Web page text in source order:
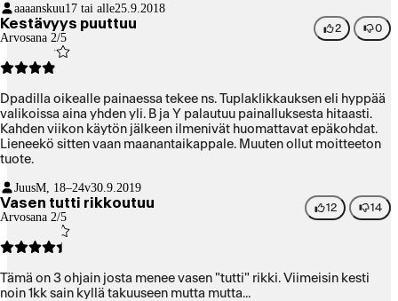
aaaanskuu17 tai alle25.9.2018
Kestävyys puuttuu
Arvosana 2/5
2 0
Dpadilla oikealle painaessa tekee ns. Tuplaklikkauksen eli hyppää
valikoissa aina yhden yli. B ja Y palautuu painalluksesta hitaasti.
Kahden viikon käytön jälkeen ilmenivät huomattavat epäkohdat.
Lieneekö sitten vaan maanantaikappale. Muuten ollut moitteeton
tuote.
JuusM, 18–24v30.9.2019
Vasen tutti rikkoutuu
Arvosana 2/5
12 14
Tämä on 3 ohjain josta menee vasen "tutti" rikki. Viimeisin kesti
noin 1kk sain kyllä takuuseen mutta mutta...